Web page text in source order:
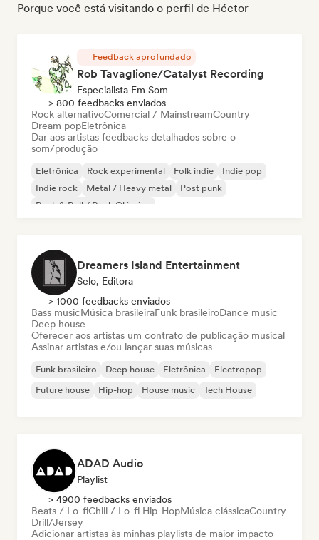
Porque você está visitando o perfil de Héctor
Feedback aprofundado
Rob Tavaglione/Catalyst Recording
Especialista Em Som
> 800 feedbacks enviados
Rock alternativoComercial / MainstreamCountry
Dream popEletrônica
Dar aos artistas feedbacks detalhados sobre o
som/produção
Eletrônica Rock experimental Folk indie
Indie pop
Indie rock
Metal / Heavy metal
Post punk
Rock & Roll / Rock Clássico
Dreamers Island Entertainment
Selo, Editora
> 1000 feedbacks enviados
Bass musicMúsica brasileiraFunk brasileiroDance music
Deep house
Oferecer aos artistas um contrato de publicação musical
Assinar artistas e/ou lançar suas músicas
Funk brasileiro Deep house Eletrônica
Electropop
Future house
Hip-hop House music Tech House
ADAD Audio
Playlist
> 4900 feedbacks enviados
Beats / Lo-fiChill / Lo-fi Hip-HopMúsica clássicaCountry
Drill/Jersey
Adicionar artistas às minhas playlists de maior impacto